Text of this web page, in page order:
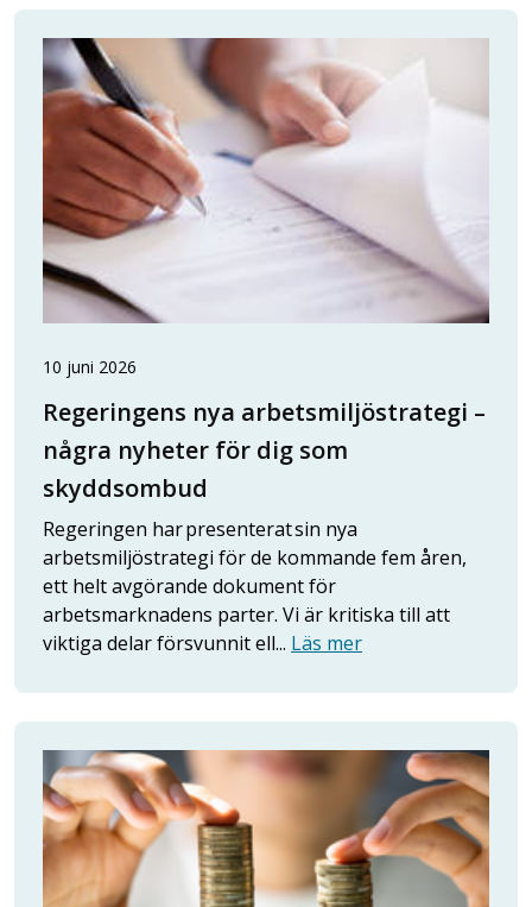
10 juni 2026
Regeringens nya arbetsmiljöstrategi –
några nyheter för dig som
skyddsombud
Regeringen har presenterat sin nya
arbetsmiljöstrategi för de kommande fem åren,
ett helt avgörande dokument för
arbetsmarknadens parter. Vi är kritiska till att
viktiga delar försvunnit ell... Läs mer